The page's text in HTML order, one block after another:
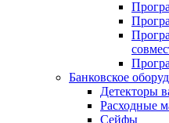
Банковское
Детекторы
Расходные
Сейфы